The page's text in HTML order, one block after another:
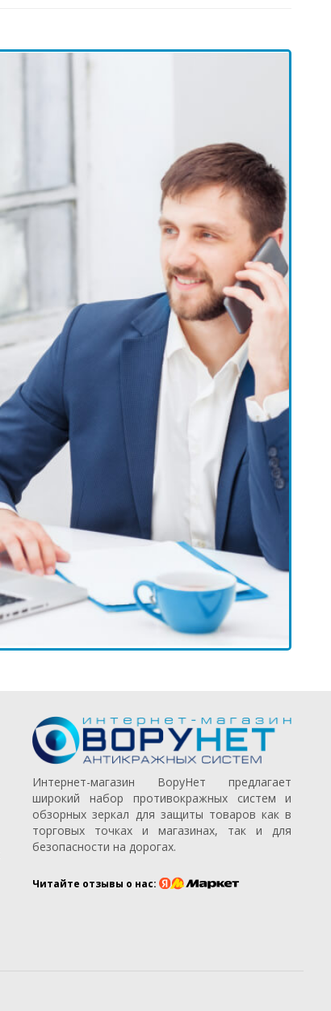
Интернет-магазин ВоруНет предлагает
широкий набор противокражных систем и
обзорных зеркал для защиты товаров как в
торговых точках и магазинах, так и для
безопасности на дорогах.
Читайте отзывы о нас: